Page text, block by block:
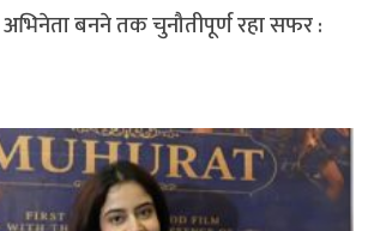
बनने तक चुनौतीपूर्ण रहा सफर :